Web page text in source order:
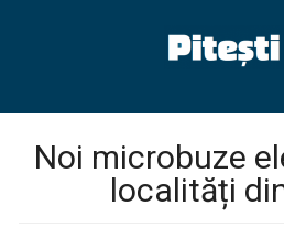
Noi microbuze
localități